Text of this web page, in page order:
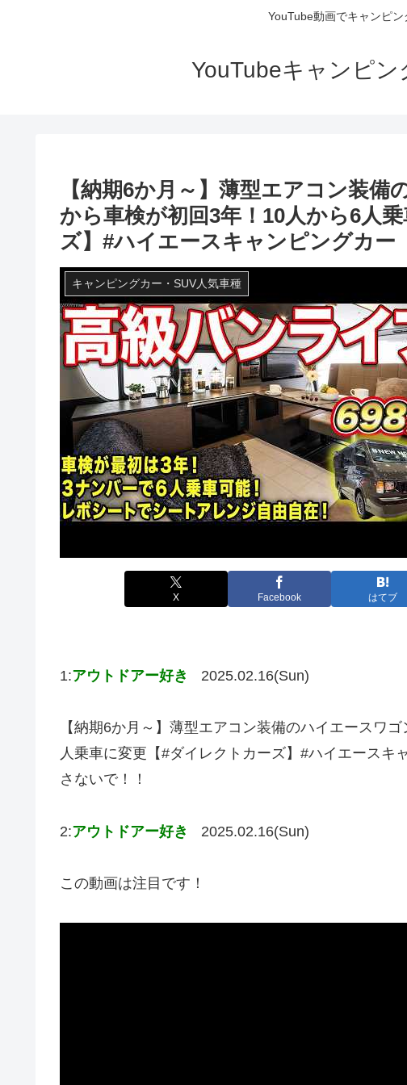
YouTube動画でキャンピ
YouTubeキャンピ
【納期6か月～】薄型エアコン装
から車検が初回3年！10人から6人
ズ】#ハイエースキャンピングカー
キャンピングカー・SUV人気車種
X Facebook はてブ
1:アウトドアー好き 2025.02.16(Sun)
【納期6か月～】薄型エアコン装備のハイエースワ
人乗車に変更【#ダイレクトカーズ】#ハイエースキ
さないで！！
2:アウトドアー好き 2025.02.16(Sun)
この動画は注目です！